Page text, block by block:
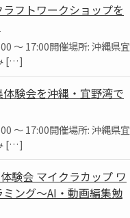
フトワークショップを
～ 17:00開催場所: 沖縄県宜
[…]
験会を沖縄・宜野湾で
～ 17:00開催場所: 沖縄県宜
[…]
験会 マイクラカップ ワ
ング～AI・動画編集勉